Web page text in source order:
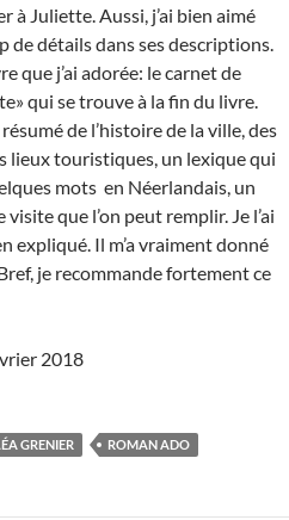
à Juliette. Aussi, j’ai bien aimé
de détails dans ses descriptions.
que j’ai adorée: le carnet de
qui se trouve à la fin du livre.
de l’histoire de la ville, des
lieux touristiques, un lexique qui
mots en Néerlandais, un
que l’on peut remplir. Je l’ai
expliqué. Il m’a vraiment donné
je recommande fortement ce
2018
GRENIER ROMAN ADO